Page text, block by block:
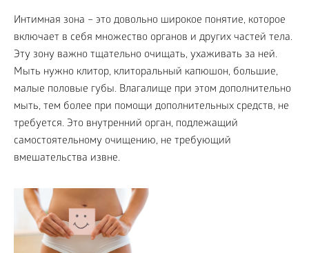
Интимная зона – это довольно широкое понятие, которое
включает в себя множество органов и других частей тела.
Эту зону важно тщательно очищать, ухаживать за ней.
Мыть нужно клитор, клиторальный капюшон, большие,
малые половые губы. Влагалище при этом дополнительно
мыть, тем более при помощи дополнительных средств, не
требуется. Это внутренний орган, подлежащий
самостоятельному очищению, не требующий
вмешательства извне.